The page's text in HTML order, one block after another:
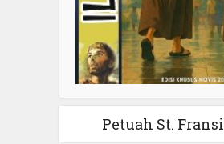
Petuah St.